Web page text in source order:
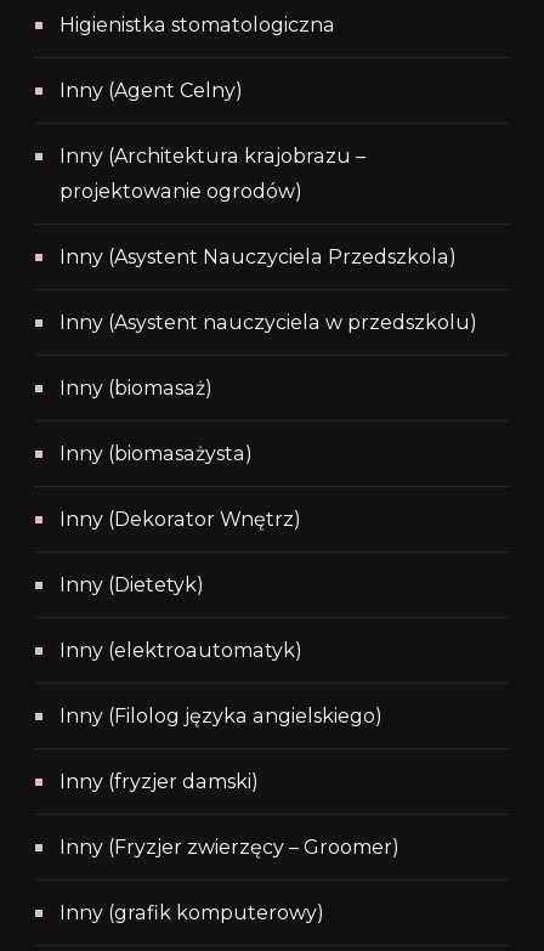
Higienistka stomatologiczna
Inny (Agent Celny)
Inny (Architektura krajobrazu –
projektowanie ogrodów)
Inny (Asystent Nauczyciela Przedszkola)
Inny (Asystent nauczyciela w przedszkolu)
Inny (biomasaż)
Inny (biomasażysta)
Inny (Dekorator Wnętrz)
Inny (Dietetyk)
Inny (elektroautomatyk)
Inny (Filolog języka angielskiego)
Inny (fryzjer damski)
Inny (Fryzjer zwierzęcy – Groomer)
Inny (grafik komputerowy)